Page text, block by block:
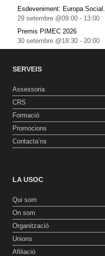
Esdeveniment: Europa
29 setembre @09:00 - 13:00
Premis PIMEC 2026
30 setembre @18:30 - 20:00
SERVEIS
Assessoria
CRS
Formació
Promocions
Contacta’ns
LA USOC
Qui som
On som
Organització
Unions
Afiliació